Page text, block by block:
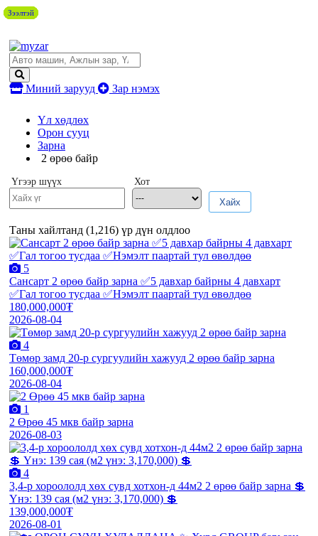
Миний зарууд Зар нэмэх
Үл хөдлөх
Орон сууц
Зарна
2 өрөө байр
Үгээр шүүх
Хот
Хайх
Таны хайлтанд (1,216) үр дүн олдлоо
5
Сансарт 2 өрөө байр зарна ✅5 давхар байрны 4 давхарт
✅Гал тогоо тусдаа ✅Нэмэлт паартай тул өвөлдөө
180,000,000₮
2026-08-04
4
Төмөр замд 20-р сургуулийн хажууд 2 өрөө байр зарна
160,000,000₮
2026-08-04
1
2 Өрөө 45 мкв байр зарна
2026-08-03
4
3,4-р хороололд хөх сувд хотхон-д 44м2 2 өрөө байр зарна 💲
Үнэ: 139 сая (м2 үнэ: 3,170,000) 💲
139,000,000₮
2026-08-01
Зээлтэй
Зээлтэй
Зээлтэй
Зээлтэй
Зээлтэй